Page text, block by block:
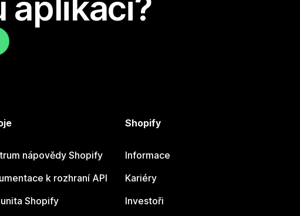
aplikaci?
nápovědy Shopify
k rozhraní API
Shopify
Shopify
Informace
Kariéry
Investoři